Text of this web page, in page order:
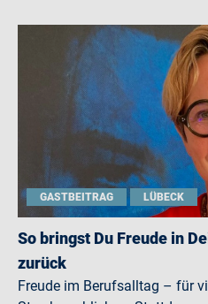
GASTBEITRAG LÜBECK
So bringst Du Freude in
zurück
Freude im Berufsalltag – für